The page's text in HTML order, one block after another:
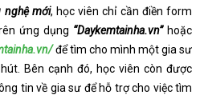
nghệ mới, học viên chỉ cần điền form
ứng dụng “Daykemtainha.vn” hoặc
để tìm cho mình một gia sư
Bên cạnh đó, học viên còn được
tin về gia sư để hỗ trợ cho việc tìm